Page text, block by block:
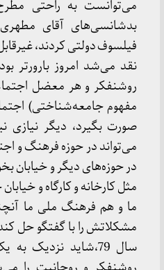
می‌توانست به راحتی
بدشانسی‌های آقای
فیلسوف دولتی کردند،
نقد می‌شد امروز بارورتر
روشنفکر و هر معضل
مفهوم جامعه‌شناختی)
صورت بگیرد، دیگر
می‌تواند در حوزه فرهنگ و
در حوزه‌های دیگر و خیابان
مثل کارخانه و کارگاه و
ما و هم فرهنگ ملی ما
مشکلاتش را با گفتگو حل
سال 79،شاید